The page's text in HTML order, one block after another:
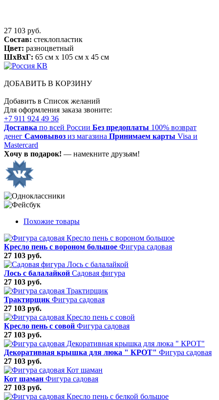
27 103 руб.
Состав: стеклопластик
Цвет: разноцветный
ШхВхГ: 65 см x 105 см x 45 см
ДОБАВИТЬ В КОРЗИНУ
Добавить в Список желаний
Для оформления заказа звоните:
+7 911 924 49 36
Доставка по всей России Без предоплаты 100% возврат
денег Самовывоз из магазина Принимаем карты Visa и
Mastercard
Хочу в подарок! — намекните друзьям!
Похожие товары
Кресло пень с вороном большое Фигура садовая
27 103 руб.
Лось с балалайкой Садовая фигура
27 103 руб.
Трактирщик Фигура садовая
27 103 руб.
Кресло пень с совой Фигура садовая
27 103 руб.
Декоративная крышка для люка " КРОТ" Фигура садовая
27 103 руб.
Кот шаман Фигура садовая
27 103 руб.